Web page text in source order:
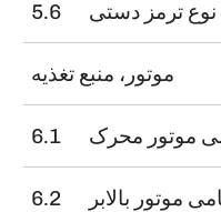
5.6 نوع ترمز دستی
موتور، منبع تغذیه
6.1
6.2